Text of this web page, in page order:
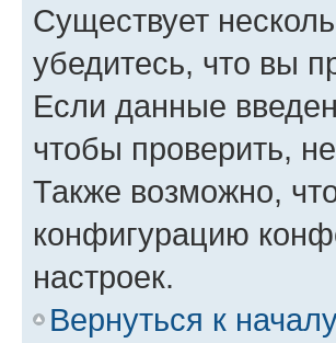
Существует
убедитесь, что вы
Если данные
чтобы проверить,
Также возможно,
конфигурацию
настроек.
Вернуться к